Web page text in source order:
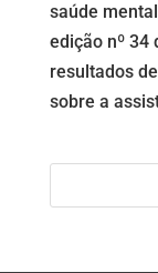
saúde
edição nº 34
resultados
sobre a